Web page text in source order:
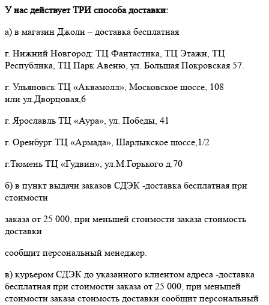
У нас действует ТРИ способа доставки:
а) в магазин Джоли – доставка бесплатная
г. Нижний Новгород: ТЦ Фантастика, ТЦ Этажи, ТЦ
Республика, ТЦ Парк Авеню, ул. Большая Покровская 57.
г. Ульяновск ТЦ «Аквамолл», Московское шоссе, 108
или ул.Дворцовая,6
г. Ярославль ТЦ «Аура», ул. Победы, 41
г. Оренбург ТЦ «Армада», Шарлыкское шоссе,1/2
г.Тюмень ТЦ «Гудвин», ул.М.Горького д.70
б) в пункт выдачи заказов СДЭК -доставка бесплатная при
стоимости
заказа от 25 000, при меньшей стоимости заказа стоимость
доставки
сообщит персональный менеджер.
в) курьером СДЭК до указанного клиентом адреса -доставка
бесплатная при стоимости заказа от 25 000, при меньшей
стоимости заказа стоимость доставки сообщит персональный